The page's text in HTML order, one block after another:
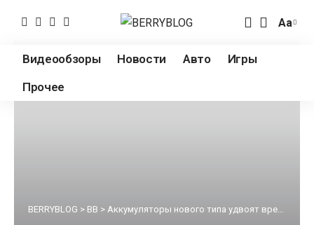
Аа
Видеообзоры Новости Авто
Игры
Прочее
BERRYBLOG > BB > Аккумуляторы нового типа удвоят время автономной работы смартфонов в 2017 году